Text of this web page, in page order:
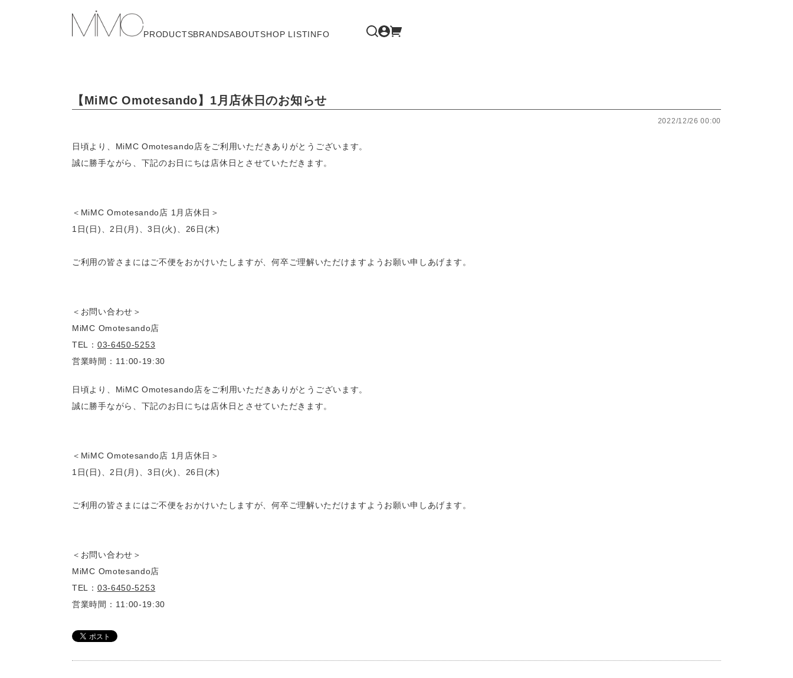
PRODUCTSBRANDSABOUTSHOP LISTINFO
【MiMC Omotesando】1月店休日のお知らせ
2022/12/26 00:00
日頃より、MiMC Omotesando店をご利用いただきありがとうございます。
誠に勝手ながら、下記のお日にちは店休日とさせていただきます。
＜MiMC Omotesando店 1月店休日＞
1日(日)、2日(月)、3日(火)、26日(木)
ご利用の皆さまにはご不便をおかけいたしますが、何卒ご理解いただけますようお願い申しあげます。
＜お問い合わせ＞
MiMC Omotesando店
TEL： 03-6450-5253
営業時間：11:00-19:30
日頃より、MiMC Omotesando店をご利用いただきありがとうございます。
誠に勝手ながら、下記のお日にちは店休日とさせていただきます。
＜MiMC Omotesando店 1月店休日＞
1日(日)、2日(月)、3日(火)、26日(木)
ご利用の皆さまにはご不便をおかけいたしますが、何卒ご理解いただけますようお願い申しあげます。
＜お問い合わせ＞
MiMC Omotesando店
TEL： 03-6450-5253
営業時間：11:00-19:30